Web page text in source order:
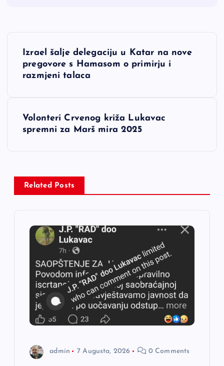
N
c
Izrael šalje delegaciju u Katar na nove
pregovore s Hamasom o primirju i
razmjeni talaca
Volonteri Crvenog križa Lukavac
spremni za Marš mira 2025
Related Posts
admin 7 Augusta, 2026 0 Comments